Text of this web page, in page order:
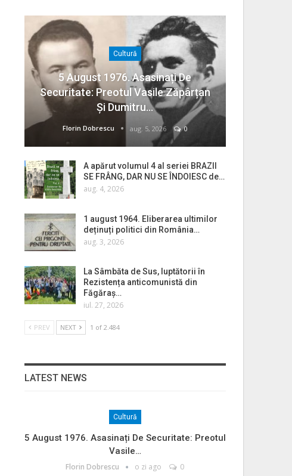
Cultură
5 August 1976. Asasinați De
Securitate: Preotul Vasile Zăpârțan
Și Dumitru…
Florin Dobrescu aug. 5, 2026 0
A apărut volumul 4 al seriei BRAZII
SE FRÂNG, DAR NU SE ÎNDOIESC de…
aug. 4, 2026
1 august 1964. Eliberarea ultimilor
deținuți politici din România…
aug. 3, 2026
La Sâmbăta de Sus, luptătorii în
Rezistența anticomunistă din
Făgăraș…
iul. 27, 2026
PREV NEXT 1 of 2.484
LATEST NEWS
Cultură
5 August 1976. Asasinați De Securitate: Preotul
Vasile…
Florin Dobrescu o zi ago 0